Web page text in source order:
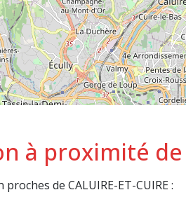
à proximité
de CALUIRE-ET-CUIRE :